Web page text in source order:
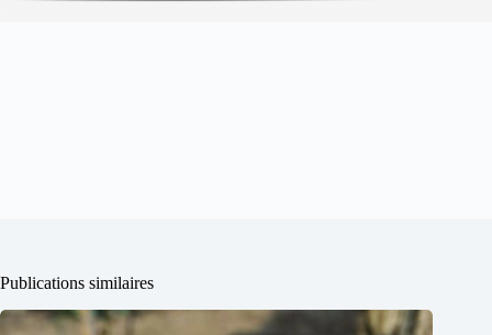
Publications similaires